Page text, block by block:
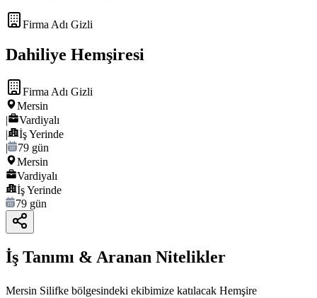
Firma Adı Gizli
Dahiliye Hemşiresi
Firma Adı Gizli
Mersin
|
Vardiyalı
|
İş Yerinde
|
79 gün
Mersin
Vardiyalı
İş Yerinde
79 gün
İş Tanımı & Aranan Nitelikler
Mersin Silifke bölgesindeki ekibimize katılacak Hemşire